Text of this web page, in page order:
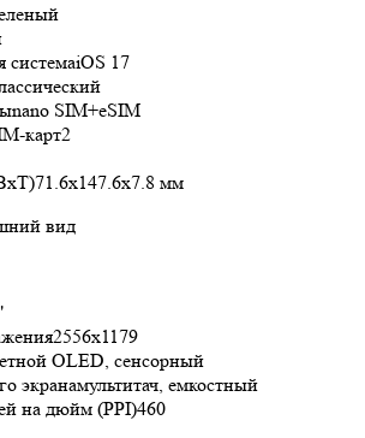
системаiOS 17
nano SIM+eSIM
карт2
71.6x147.6x7.8 мм
вид
2556x1179
OLED, сенсорный
экранамультитач, емкостный
на дюйм (PPI)460